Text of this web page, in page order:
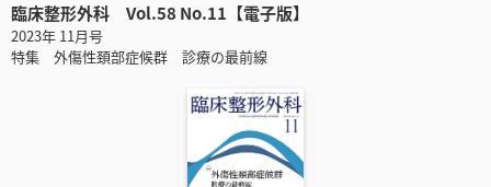
臨床整形外科 Vol.58 No.11【電子版】
2023年 11月号
特集 外傷性頚部症候群 診療の最前線